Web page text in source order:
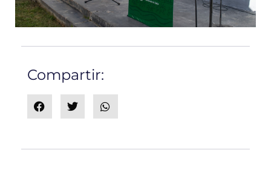
Compartir: